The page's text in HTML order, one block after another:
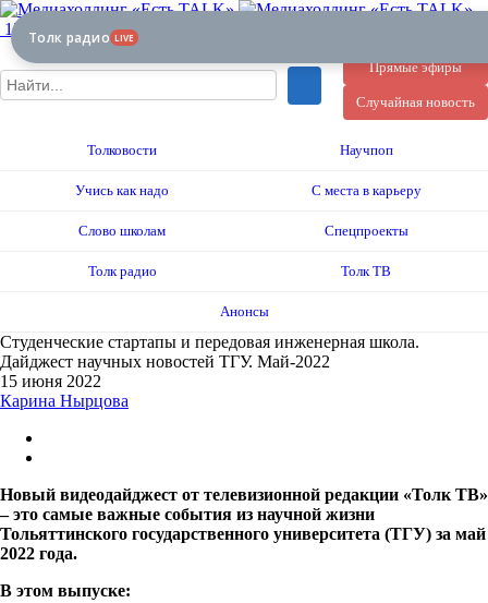
12+
Прямые эфиры
Случайная новость
Толковости Научпоп
Учись как надо С места в карьеру
Слово школам Спецпроекты
Толк радио Толк ТВ
Анонсы
Студенческие стартапы и передовая инженерная школа.
Дайджест научных новостей ТГУ. Май-2022
15 июня 2022
Карина Нырцова
Новый видеодайджест от телевизионной редакции «Толк ТВ»
– это самые важные события из научной жизни
Тольяттинского государственного университета (ТГУ) за май
2022 года.
В этом выпуске:
Толк радио LIVE